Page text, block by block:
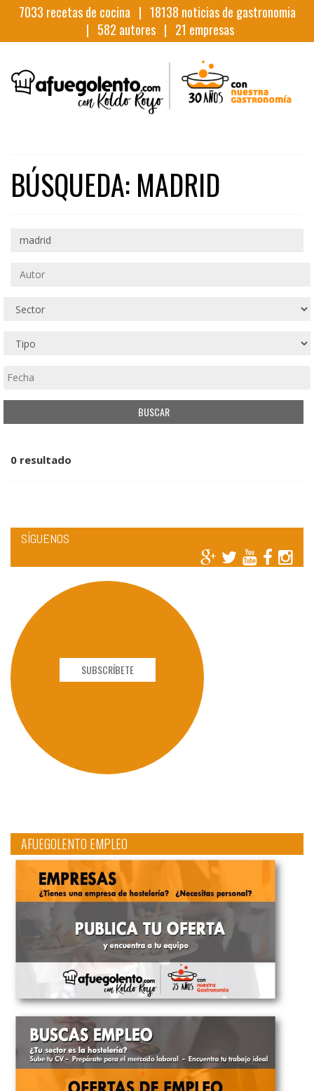
7033 recetas de cocina | 18138 noticias de gastronomia
| 582 autores | 21 empresas
BÚSQUEDA: MADRID
0 resultado
SÍGUENOS
SUBSCRÍBETE
AFUEGOLENTO EMPLEO